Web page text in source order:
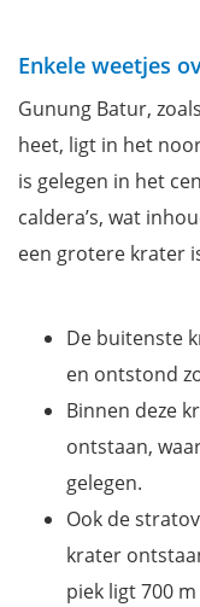
Enkele weetjes
Gunung Batur,
heet, ligt in het
is gelegen in het
caldera’s, wat
een grotere krater
De buitenste
en ontstond
Binnen deze
ontstaan,
gelegen.
Ook de
krater
piek ligt 700